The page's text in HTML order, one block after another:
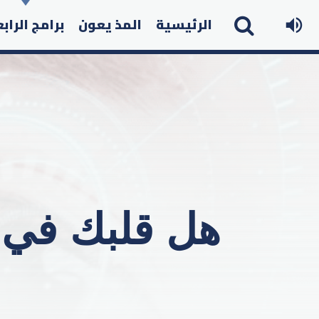
الرئيسية المذ يعون برامج
هل قلبك في